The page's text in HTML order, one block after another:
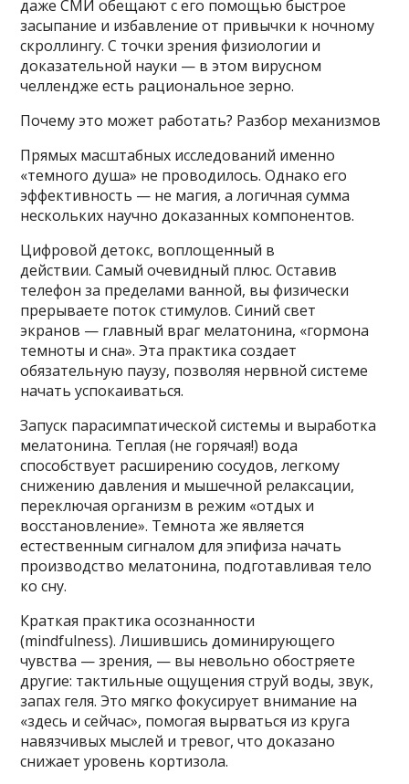
даже СМИ обещают с его помощью быстрое
засыпание и избавление от привычки к ночному
скроллингу. С точки зрения физиологии и
доказательной науки — в этом вирусном
челлендже есть рациональное зерно.
Почему это может работать? Разбор механизмов
Прямых масштабных исследований именно
«темного душа» не проводилось. Однако его
эффективность — не магия, а логичная сумма
нескольких научно доказанных компонентов.
Цифровой детокс, воплощенный в
действии. Самый очевидный плюс. Оставив
телефон за пределами ванной, вы физически
прерываете поток стимулов. Синий свет
экранов — главный враг мелатонина, «гормона
темноты и сна». Эта практика создает
обязательную паузу, позволяя нервной системе
начать успокаиваться.
Запуск парасимпатической системы и выработка
мелатонина. Теплая (не горячая!) вода
способствует расширению сосудов, легкому
снижению давления и мышечной релаксации,
переключая организм в режим «отдых и
восстановление». Темнота же является
естественным сигналом для эпифиза начать
производство мелатонина, подготавливая тело
ко сну.
Краткая практика осознанности
(mindfulness). Лишившись доминирующего
чувства — зрения, — вы невольно обостряете
другие: тактильные ощущения струй воды, звук,
запах геля. Это мягко фокусирует внимание на
«здесь и сейчас», помогая вырваться из круга
навязчивых мыслей и тревог, что доказано
снижает уровень кортизола.